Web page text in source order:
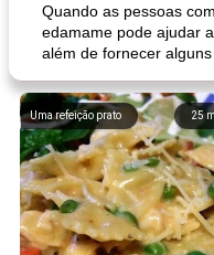
Quando as pessoas
edamame pode ajudar
além de fornecer
25
Uma refeição prato